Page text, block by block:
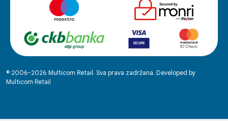
© 2006-2026 Multicom Retail. Sva prava zadržana. Developed by
Multicom Retail